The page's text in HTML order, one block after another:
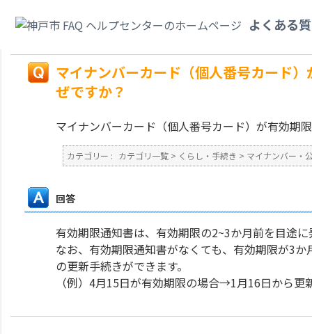
よくある
知書が届きました、なぜですか？
マイナンバーカード（個人番号カード
ぜですか？
マイナンバーカード（個人番号カード）が有効期
カテゴリー : カテゴリ一覧 > くらし・手続き > マイナンバー・
回答
有効期限通知書は、有効期限の2~3か月前を目途
なお、有効期限通知書がなくても、有効期限が3
の更新手続きができます。
（例）4月15日が有効期限の場合→1月16日から更